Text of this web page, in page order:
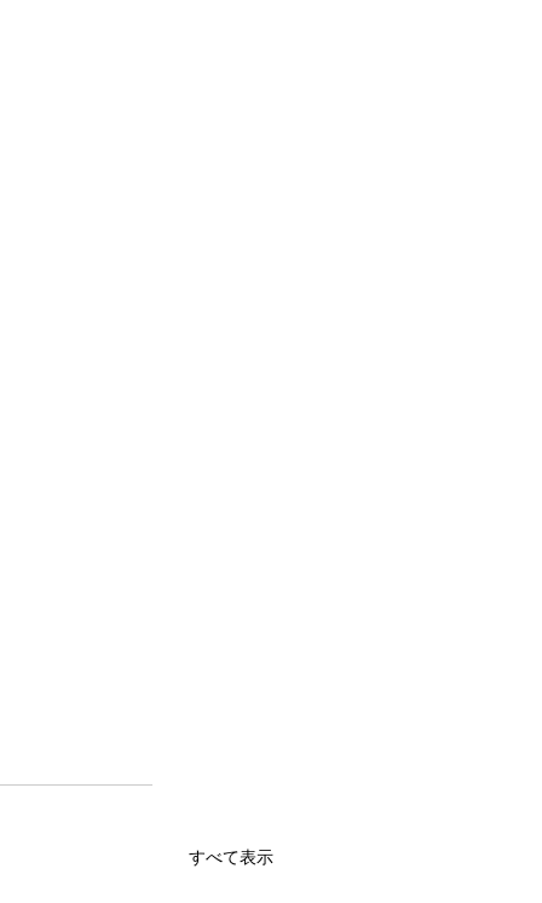
すべて表示